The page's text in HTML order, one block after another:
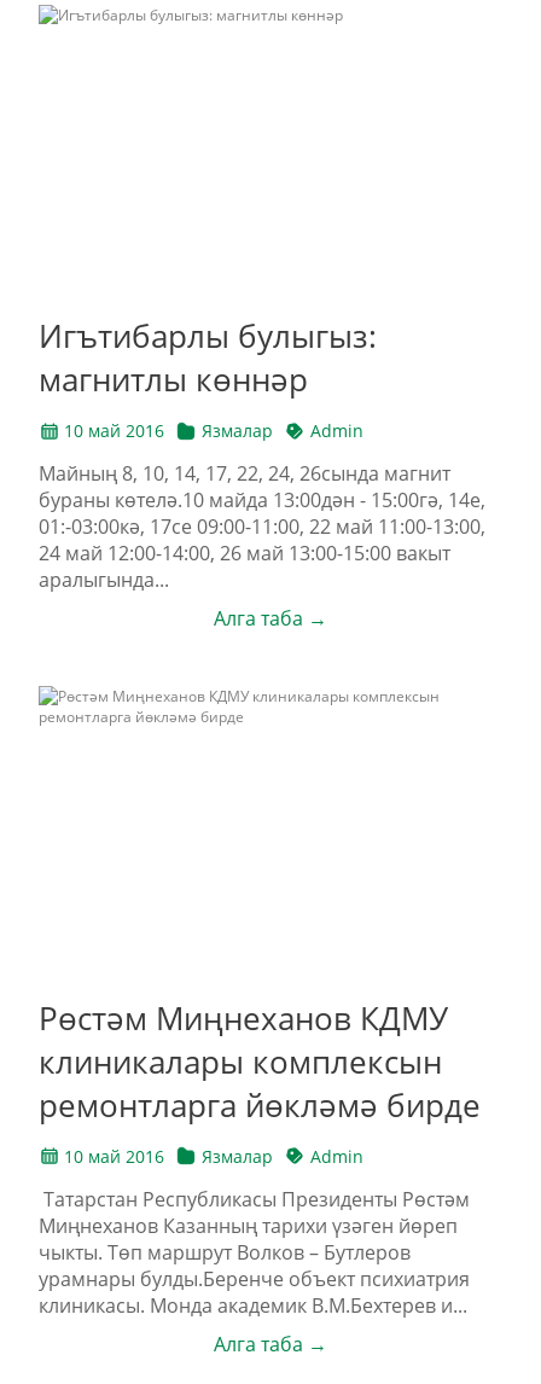
Игътибарлы булыгыз:
магнитлы көннәр
10 май 2016 Язмалар Admin
Майның 8, 10, 14, 17, 22, 24, 26сында магнит
бураны көтелә.10 майда 13:00дән - 15:00гә, 14е,
01:-03:00кә, 17се 09:00-11:00, 22 май 11:00-13:00,
24 май 12:00-14:00, 26 май 13:00-15:00 вакыт
аралыгында...
Алга таба →
Рөстәм Миңнеханов КДМУ
клиникалары комплексын
ремонтларга йөкләмә бирде
10 май 2016 Язмалар Admin
Татарстан Республикасы Президенты Рөстәм
Миңнеханов Казанның тарихи үзәген йөреп
чыкты. Төп маршрут Волков – Бутлеров
урамнары булды.Беренче объект психиатрия
клиникасы. Монда академик В.М.Бехтерев и...
Алга таба →